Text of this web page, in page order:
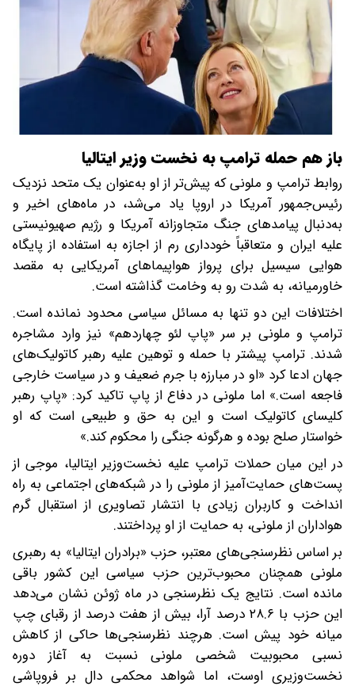
باز هم حمله ترامپ به نخست وزیر ایتالیا
روابط ترامپ و ملونی که پیش‌تر از او به‌عنوان یک متحد نزدیک
رئیس‌جمهور آمریکا در اروپا یاد می‌شد، در ماه‌های اخیر و
به‌دنبال پیامدهای جنگ متجاوزانه آمریکا و رژیم صهیونیستی
علیه ایران و متعاقباً خودداری رم از اجازه به استفاده از پایگاه
هوایی سیسیل برای پرواز هواپیماهای آمریکایی به مقصد
خاورمیانه، به شدت رو به وخامت گذاشته است.
اختلافات این دو تنها به مسائل سیاسی محدود نمانده است.
ترامپ و ملونی بر سر «پاپ لئو چهاردهم» نیز وارد مشاجره
شدند. ترامپ پیشتر با حمله و توهین علیه رهبر کاتولیک‌های
جهان ادعا کرد «او در مبارزه با جرم ضعیف و در سیاست خارجی
فاجعه است.» اما ملونی در دفاع از پاپ تاکید کرد: «پاپ رهبر
کلیسای کاتولیک است و این به حق و طبیعی است که او
خواستار صلح بوده و هرگونه جنگی را محکوم کند.»
در این میان حملات ترامپ علیه نخست‌وزیر ایتالیا، موجی از
پست‌های حمایت‌آمیز از ملونی را در شبکه‌های اجتماعی به راه
انداخت و کاربران زیادی با انتشار تصاویری از استقبال گرم
هواداران از ملونی، به حمایت از او پرداختند.
بر اساس نظرسنجی‌های معتبر، حزب «برادران ایتالیا» به رهبری
ملونی همچنان محبوب‌ترین حزب سیاسی این کشور باقی
مانده است. نتایج یک نظرسنجی در ماه ژوئن نشان می‌دهد
این حزب با ۲۸.۶ درصد آرا، بیش از هفت درصد از رقبای چپ
میانه خود پیش است. هرچند نظرسنجی‌ها حاکی از کاهش
نسبی محبوبیت شخصی ملونی نسبت به آغاز دوره
نخست‌وزیری اوست، اما شواهد محکمی دال بر فروپاشی